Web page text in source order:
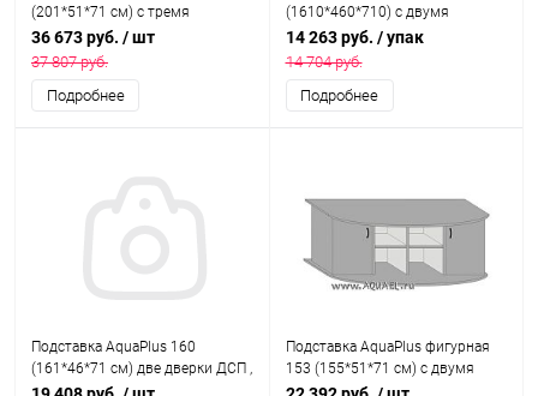
(201*51*71 см) с тремя
дверками ДСП, бук, собранная,
подходит для модели
аквариума LUX П700
36 673 руб. / шт
37 807 руб.
Подробнее
(1610*460*710) с двумя
дверками ДСП по краям, ольха,
в коробке , ПВХ
14 263 руб. / упак
14 704 руб.
Подробнее
Подставка AquaPlus 160
(161*46*71 см) две дверки ДСП ,
белое дерево, собранная,
Подставка AquaPlus фигурная
153 (155*51*71 см) с двумя
дверками ДСП по краям, венге,